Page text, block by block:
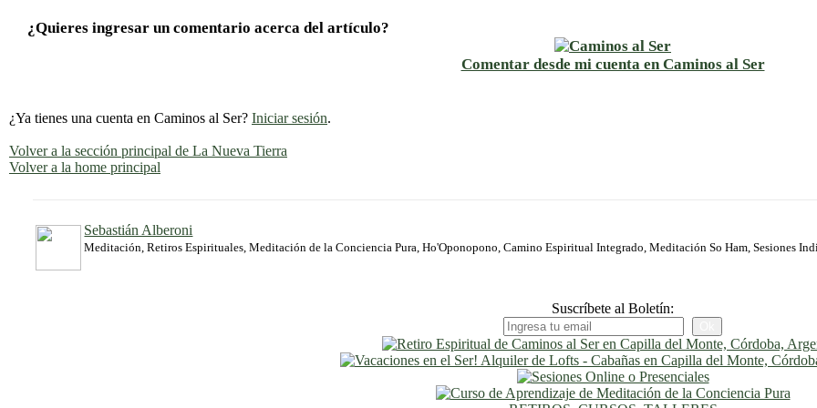
¿Quieres ingresar un comentario acerca del artículo?
Comentar desde mi cuenta en Caminos al Ser
¿Ya tienes una cuenta en Caminos al Ser? Iniciar sesión.
Volver a la sección principal de La Nueva Tierra
Volver a la home principal
Sebastián Alberoni
Meditación, Retiros Espirituales, Meditación de la Conciencia Pura, Ho'Oponopono, Camino Espiritual Integrado, Meditación So Ham, Sesiones
Suscríbete al Boletín: